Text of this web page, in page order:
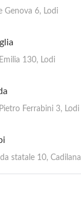
Genova 6, Lodi
130, Lodi
Ferrabini 3, Lodi
statale 10, Cadilana